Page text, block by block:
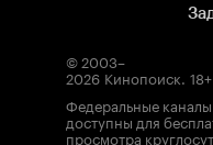
© 2003–
2026 Кинопоиск. 18+
Федеральные каналы
доступны для
просмотра